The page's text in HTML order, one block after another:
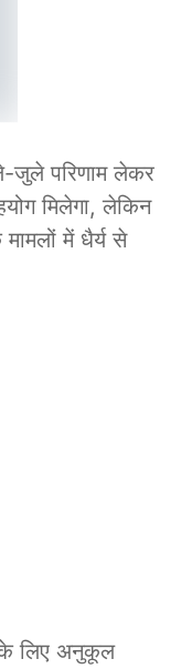
जुले परिणाम लेकर
मिलेगा, लेकिन
में धैर्य से
लिए अनुकूल